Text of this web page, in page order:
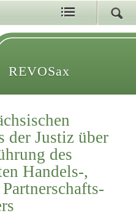
REVOSax
der Justiz über
des
Handels-,